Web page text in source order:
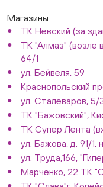
Магазины
ТК Невский (за
ТК "Алмаз" (возле
64/1
ул. Бейвеля, 59
Краснопольский
ул. Сталеваров,
ТК "Бажовский",
ТК Супер Лента
ул. Бажова, д. 91/
ул. Труда,166,
Марченко, 22 ТК